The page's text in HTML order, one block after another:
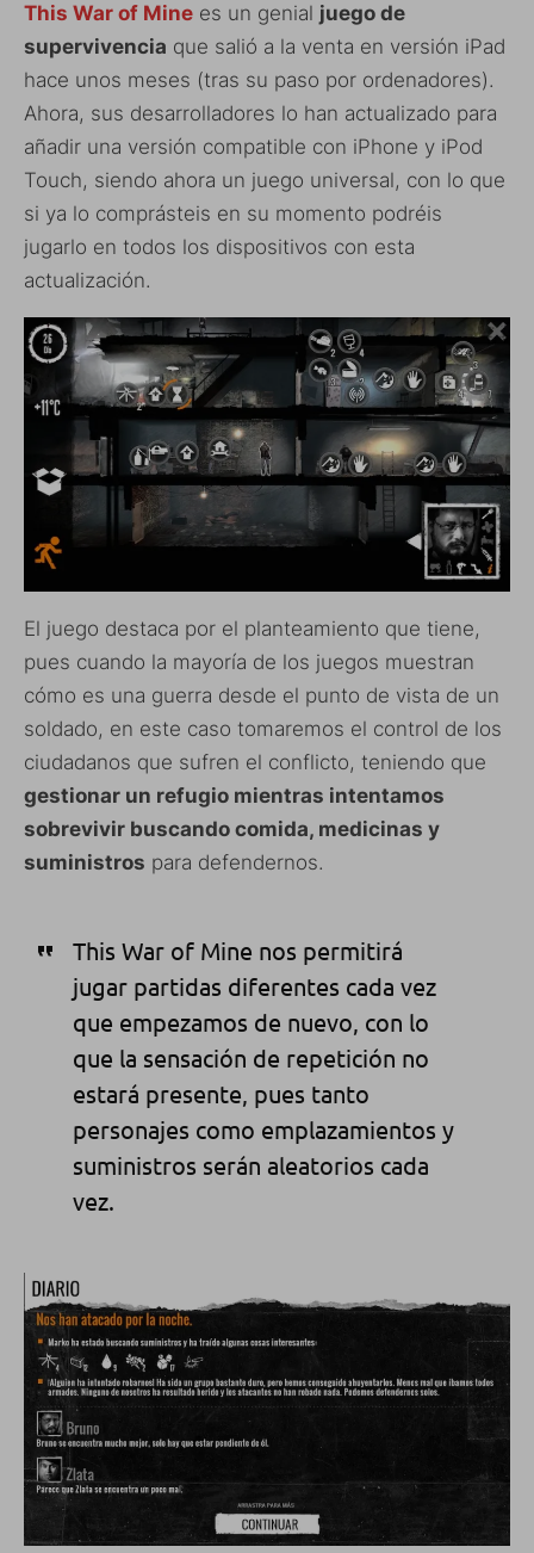
This War of Mine es un genial juego de
supervivencia que salió a la venta en versión iPad
hace unos meses (tras su paso por ordenadores).
Ahora, sus desarrolladores lo han actualizado para
añadir una versión compatible con iPhone y iPod
Touch, siendo ahora un juego universal, con lo que
si ya lo comprásteis en su momento podréis
jugarlo en todos los dispositivos con esta
actualización.
El juego destaca por el planteamiento que tiene,
pues cuando la mayoría de los juegos muestran
cómo es una guerra desde el punto de vista de un
soldado, en este caso tomaremos el control de los
ciudadanos que sufren el conflicto, teniendo que
gestionar un refugio mientras intentamos
sobrevivir buscando comida, medicinas y
suministros para defendernos.
This War of Mine nos permitirá
jugar partidas diferentes cada vez
que empezamos de nuevo, con lo
que la sensación de repetición no
estará presente, pues tanto
personajes como emplazamientos y
suministros serán aleatorios cada
vez.